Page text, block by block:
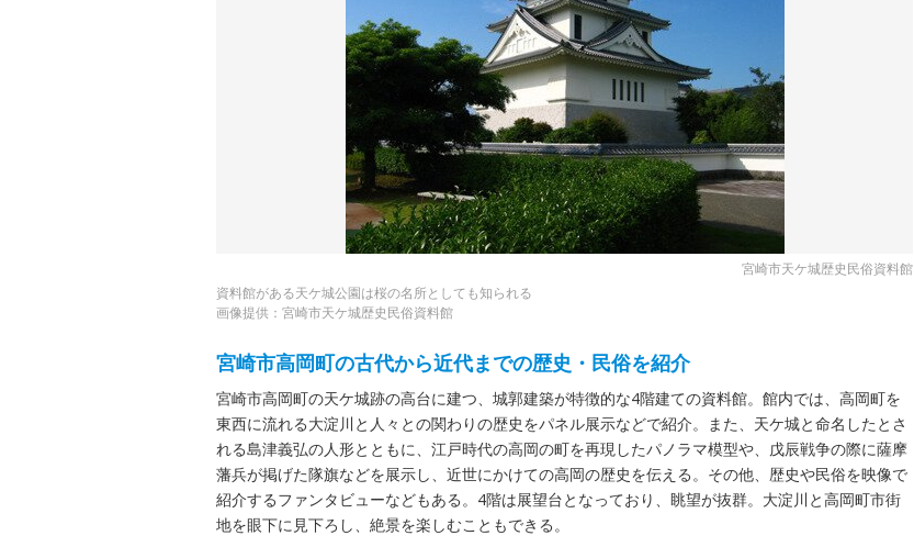
宮崎市天ケ城歴史民俗資料館
資料館がある天ケ城公園は桜の名所としても知られる
画像提供：宮崎市天ケ城歴史民俗資料館
宮崎市高岡町の古代から近代までの歴史・民俗を紹介
宮崎市高岡町の天ケ城跡の高台に建つ、城郭建築が特徴的な4階建ての資料館。館内では、高岡町を
東西に流れる大淀川と人々との関わりの歴史をパネル展示などで紹介。また、天ケ城と命名したとさ
れる島津義弘の人形とともに、江戸時代の高岡の町を再現したパノラマ模型や、戊辰戦争の際に薩摩
藩兵が掲げた隊旗などを展示し、近世にかけての高岡の歴史を伝える。その他、歴史や民俗を映像で
紹介するファンタビューなどもある。4階は展望台となっており、眺望が抜群。大淀川と高岡町市街
地を眼下に見下ろし、絶景を楽しむこともできる。